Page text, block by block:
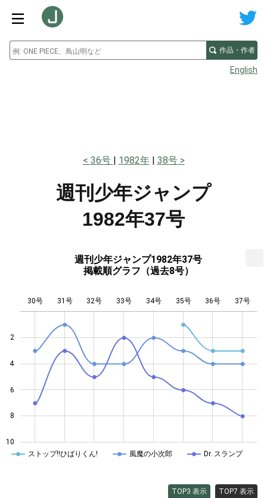
作品・作者
English
36号 1982年 38号
週刊少年ジャンプ
1982年37号
週刊少年ジャンプ1982年37号
掲載順グラフ（過去8号）
2
4
6
8
10
30号 31号 32号 33号 34号 35号 36号 37号
ストップ!!ひばりくん! 風魔の小次郎 Dr. スランプ
TOP3 表示 TOP7 表示